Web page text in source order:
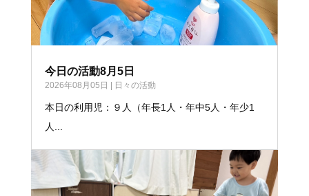
今日の活動8月5日
2026年08月05日 日々の活動
本日の利用児：９人（年長1人・年中5人・年少1
人...